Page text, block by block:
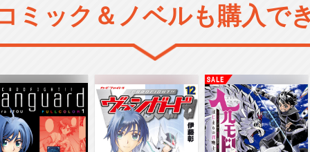
ミック＆ノベルも購入で